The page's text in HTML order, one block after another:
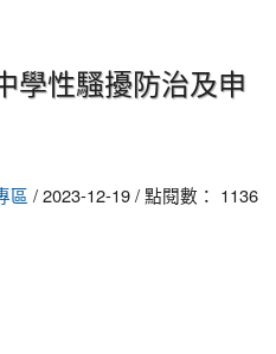
學性騷擾防治及申
區 / 2023-12-19 / 點閱數： 1136